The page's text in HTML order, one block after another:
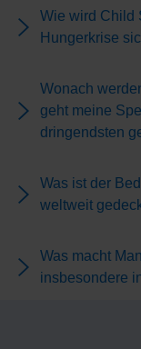
Wie wird Child
Hungerkrise
Wonach
geht meine
dringendsten
Was ist der
weltweit
Was macht
insbesondere